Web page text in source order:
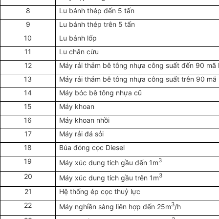
8
Lu bánh thép đến 5 tấn
9
Lu bánh thép trên 5 tấn
10
Lu bánh lốp
11
Lu chân cừu
12
Máy rải thảm bê tông nhựa công suất đến 90 mã
13
Máy rải thảm bê tông nhựa công suất trên 90 mã
14
Máy bóc bê tông nhựa cũ
15
Máy khoan
16
Máy khoan nhồi
17
Máy rải đá sỏi
18
Búa đóng cọc Diesel
19
Máy xúc dung tích gầu đến 1m3
20
Máy xúc dung tích gầu trên 1m3
21
Hệ thống ép cọc thuỷ lực
22
Máy nghiền sàng liên hợp đến 25m3/h